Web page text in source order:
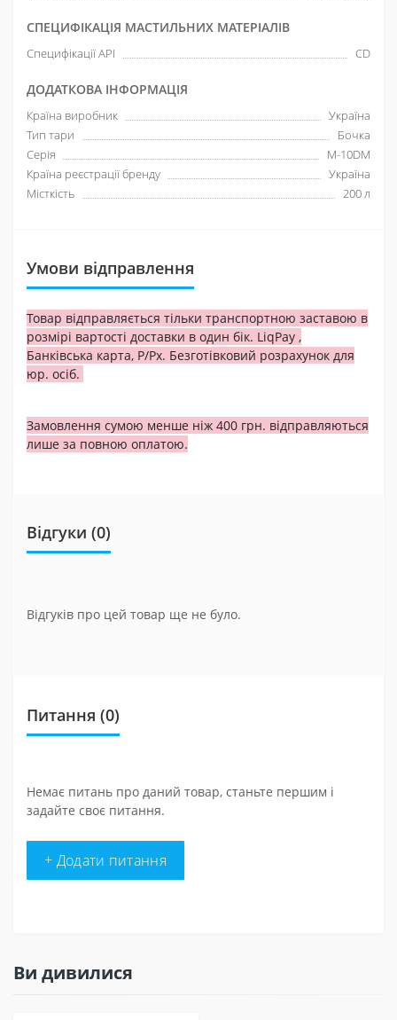
СПЕЦИФІКАЦІЯ МАСТИЛЬНИХ МАТЕРІАЛІВ
Специфікації API CD
ДОДАТКОВА ІНФОРМАЦІЯ
Країна виробник
Україна
Тип тари
Бочка
Серія
M-10DM
Країна реєстрації бренду
Україна
Місткість
200 л
Умови відправлення
Товар відправляється тільки транспортною заставою в
розмірі вартості доставки в один бік. LiqPay ,
Банківська карта, Р/Рх. Безготівковий розрахунок для
юр. осіб.
Замовлення сумою менше ніж 400 грн. відправляються
лише за повною оплатою.
Відгуки (0)
Відгуків про цей товар ще не було.
Питання (0)
Немає питань про даний товар, станьте першим і
задайте своє питання.
+ Додати питання
Ви дивилися